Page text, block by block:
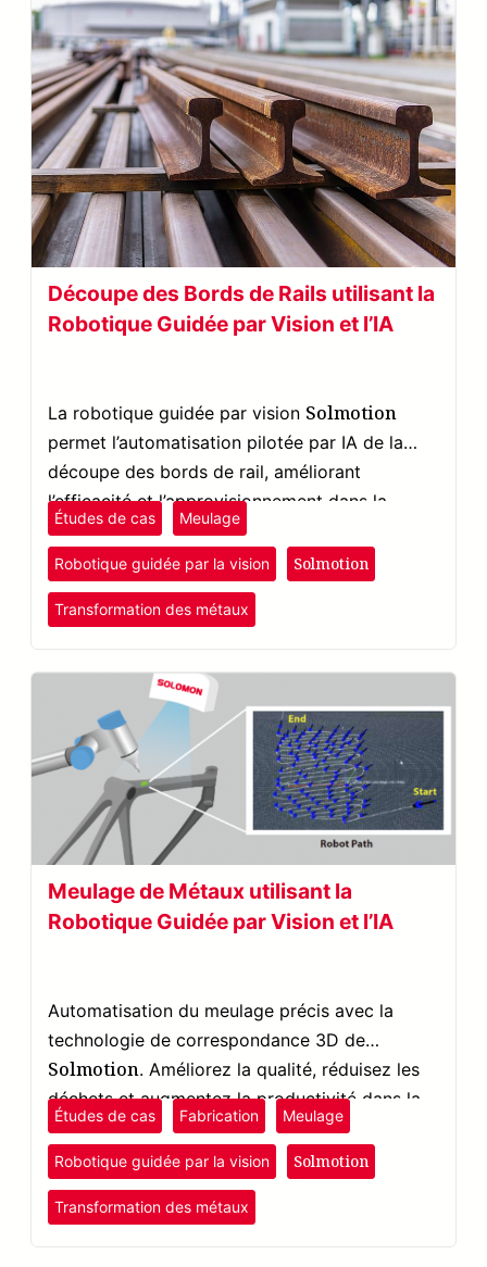
Découpe des Bords de Rails utilisant la
Robotique Guidée par Vision et l’IA
La robotique guidée par vision Solmotion
permet l’automatisation pilotée par IA de la
découpe des bords de rail, améliorant
l’efficacité et l’approvisionnement dans la
fabrication ferroviaire.
Études de cas Meulage
Robotique guidée par la vision Solmotion
Transformation des métaux
Meulage de Métaux utilisant la
Robotique Guidée par Vision et l’IA
Automatisation du meulage précis avec la
technologie de correspondance 3D de
Solmotion. Améliorez la qualité, réduisez les
déchets et augmentez la productivité dans la
fabrication de composants métalliques.
Études de cas Fabrication Meulage
Robotique guidée par la vision Solmotion
Transformation des métaux